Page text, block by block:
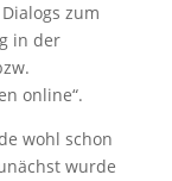
zum
in der
online“.
wohl schon
wurde